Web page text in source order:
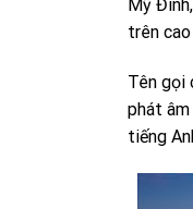
Mỹ
trên
Tên gọi
phát âm
tiếng